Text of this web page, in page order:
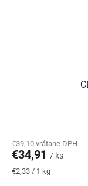
€39,10 vrátane DPH
€34,91 / ks
Jednotková
€2,33 / 1 kg